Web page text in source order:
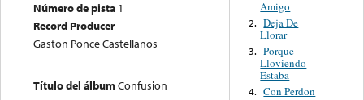
Número de pista 1
Record Producer
Gaston Ponce Castellanos
Título del álbumConfusion
Amigo
2. Deja De
Llorar
3. Porque
Lloviendo
Estaba
4. Con Perdon